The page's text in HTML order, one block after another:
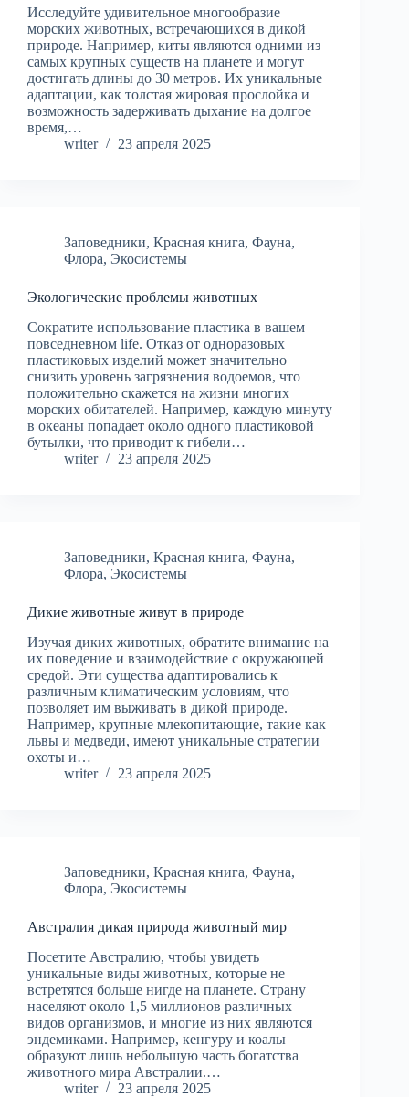
Исследуйте удивительное многообразие
морских животных, встречающихся в дикой
природе. Например, киты являются одними из
самых крупных существ на планете и могут
достигать длины до 30 метров. Их уникальные
адаптации, как толстая жировая прослойка и
возможность задерживать дыхание на долгое
время,…
writer
23 апреля 2025
Заповедники, Красная книга, Фауна,
Флора, Экосистемы
Экологические проблемы животных
Сократите использование пластика в вашем
повседневном life. Отказ от одноразовых
пластиковых изделий может значительно
снизить уровень загрязнения водоемов, что
положительно скажется на жизни многих
морских обитателей. Например, каждую минуту
в океаны попадает около одного пластиковой
бутылки, что приводит к гибели…
writer
23 апреля 2025
Заповедники, Красная книга, Фауна,
Флора, Экосистемы
Дикие животные живут в природе
Изучая диких животных, обратите внимание на
их поведение и взаимодействие с окружающей
средой. Эти существа адаптировались к
различным климатическим условиям, что
позволяет им выживать в дикой природе.
Например, крупные млекопитающие, такие как
львы и медведи, имеют уникальные стратегии
охоты и…
writer
23 апреля 2025
Заповедники, Красная книга, Фауна,
Флора, Экосистемы
Австралия дикая природа животный мир
Посетите Австралию, чтобы увидеть
уникальные виды животных, которые не
встретятся больше нигде на планете. Страну
населяют около 1,5 миллионов различных
видов организмов, и многие из них являются
эндемиками. Например, кенгуру и коалы
образуют лишь небольшую часть богатства
животного мира Австралии.…
writer
23 апреля 2025